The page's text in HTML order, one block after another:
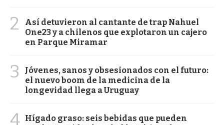
2
Así detuvieron al cantante de trap Nahuel
One23 y a chilenos que explotaron un cajero
en Parque Miramar
3
Jóvenes, sanos y obsesionados con el futuro:
el nuevo boom de la medicina de la
longevidad llega a Uruguay
4 Hígado graso: seis bebidas que pueden